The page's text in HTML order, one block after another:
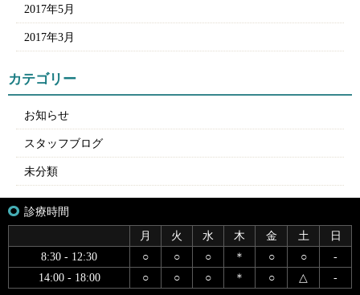
2017年5月
2017年3月
カテゴリー
お知らせ
スタッフブログ
未分類
診療時間
月
火 水 木 金 土
日
8:30 - 12:30
○ ○ ○ ＊ ○ ○
-
14:00 - 18:00
○ ○ ○ ＊ ○ △ -